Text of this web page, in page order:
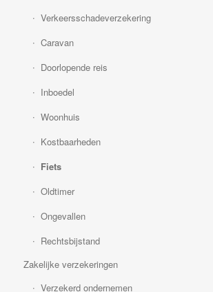
Verkeersschadeverzekering
Caravan
Doorlopende reis
Inboedel
Woonhuis
Kostbaarheden
Fiets
Oldtimer
Ongevallen
Rechtsbijstand
Zakelijke verzekeringen
Verzekerd ondernemen